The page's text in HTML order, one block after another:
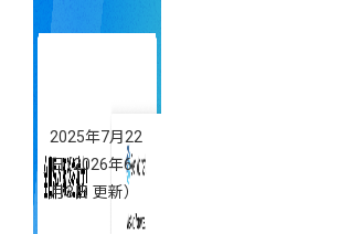
売上アップの
2025年7月22
日（2026年6
月3日 更新）